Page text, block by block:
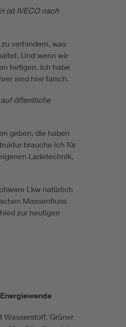
ist IVECO nach
verhindern, was
Und wenn wir
fertigen. Ich habe
sind hier falsch.
auf öffentliche
geben, die haben
brauche ich für
Ladetechnik,
Lkw natürlich
Massenfluss
zur heutigen
Wasserstoff. Grüner